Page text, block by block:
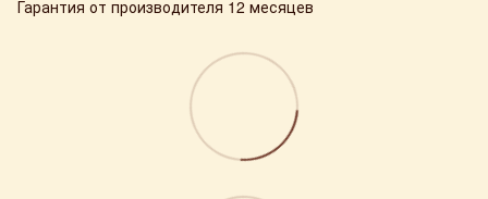
Гарантия от производителя 12 месяцев